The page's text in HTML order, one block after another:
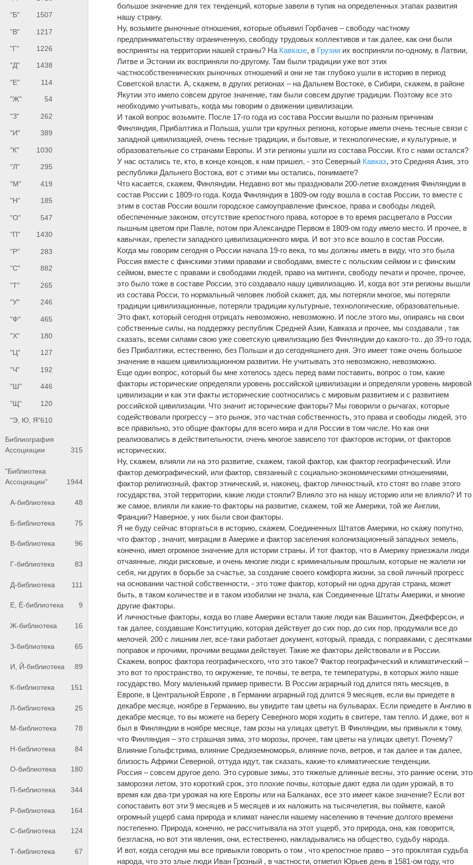
"Б" 1507
"В" 1217
"Г" 1226
"Д" 1438
"Е" 114
"Ж" 54
"З" 262
"И" 389
"К" 1030
"Л" 295
"М" 419
"Н" 185
"О" 547
"П" 1430
"Р" 283
"С" 882
"Т" 265
"У" 246
"Ф" 465
"Х" 180
"Ц" 127
"Ч" 192
"Ш" 446
"Щ" 120
"Э, Ю, Я"610
Библиография
Ассоциации
315
"Библиотека
Ассоциации"
1944
А-библиотека 48
Б-библиотека 75
В-библиотека 96
Г-библиотека 83
Д-библиотека 111
Е, Ё-библиотека 9
Ж-библиотека 16
З-библиотека 65
И, Й-библиотека 89
К-библиотека 151
Л-библиотека 25
М-библиотека 78
Н-библиотека 84
О-библиотека 180
П-библиотека 344
Р-библиотека 164
С-библиотека 124
Т-библиотека 67
большое значение для тех тенденций, которые завели в тупик на определенных этапах развития
нашу страну.
Ну, возьмите рыночные отношения, которые объявил Горбачев – свободу частному
предпринимательству ограниченную, свободу трудовых коллективов и так далее, как они были
восприняты на территории нашей страны? На Кавказе, в Грузии их восприняли по-одному, в Латвии,
Литве и Эстонии их восприняли по-другому. Там были традиции уже вот этих
частнособственнических рыночных отношений и они не так глубоко ушли в историю в период
Советской власти. А, скажем, в других регионах – на Дальнем Востоке, в Сибири, скажем, в районе
Якутии это имело совсем другое значение, там были совсем другие традиции. Поэтому все это
необходимо учитывать, когда мы говорим о движении цивилизации.
И такой вопрос возьмите. После 17-го года из состава России вышли по разным причинам
Финляндия, Прибалтика и Польша, ушли три крупных региона, которые имели очень тесные связи с
западной цивилизацией, очень тесные традиции, и бытовые, и технологические, и культурные, и
образовательные со странами Европы. И эти регионы ушли из состава России. Кто с нами остался?
У нас остались те, кто, в конце концов, к нам пришел, - это Северный Кавказ, это Средняя Азия, это
республики Дальнего Востока, вот с этими мы остались, понимаете?
Что касается, скажем, Финляндии. Недавно вот мы праздновали 200-летие вхождения Финляндии в
состав России с 1809-го года. Когда Финляндия в 1809-ом году вошла в состав России, то вместе с
этим в состав России вошли городское самоуправление финское, права и свободы людей,
обеспеченные законом, отсутствие крепостного права, которое в то время расцветало в России
пышным цветом при Павле, потом при Александре Первом в 1809-ом году имело место. И прочее, в
кавычках, прелести западного цивилизационного мира. И вот это все вошло в состав России.
Когда мы говорим сегодня о России начала 19-го века, то мы должны иметь в виду, что это была
Россия вместе с финскими этими правами и свободами, вместе с польским сеймом и с финским
сеймом, вместе с правами и свободами людей, право на митинги, свободу печати и прочее, прочее,
это было тоже в составе России, это создавало нашу цивилизацию. И, когда вот эти регионы вышли
из состава Росси, то нормальный человек любой скажет, да, мы потеряли многое, мы потеряли
традиции цивилизационные, потеряли традиции культурные, технологические, образовательные.
Это факт, который сегодня отрицать невозможно, невозможно. И после этого мы, опираясь на свои
собственные силы, на поддержку республик Средней Азии, Кавказа и прочее, мы создавали , так
сказать, всеми силами свою уже советскую цивилизацию без Финляндии до какого-то.. до 39-го года,
без Прибалтики, естественно, без Польши и до сегодняшнего дня. Это имеет тоже очень большое
значение в нашем цивилизационном развитии. Не учитывать это невозможно, невозможно.
Еще один вопрос, который бы мне хотелось здесь перед вами поставить, вопрос о том, какие
факторы исторические определяли уровень российской цивилизации и определяли уровень мировой
цивилизации и как эти факты исторические соотносились с мировым развитием и с развитием
российской цивилизации. Что значит исторические факторы? Мы говорили о рычагах, которые
содействовали прогрессу – это рынок, это частная собственность, это права и свободы людей, это
все правильно, это общие факторы для всего мира и для России в том числе. Но как они
реализовались в действительности, очень многое зависело тот факторов истории, от факторов
исторических.
Ну, скажем, влияли ли на это развитие, скажем, такой фактор, как фактор географический. Или
фактор демографический, или фактор, связанный с социально-экономическими отношениями,
фактор религиозный, фактор этнический, и, наконец, фактор личностный, кто стоят во главе этого
государства, этой территории, какие люди стояли? Влияло это на нашу историю или не влияло? И то
же самое, влияли ли какие-то факторы на развитие, скажем, той же Америки, той же Англии,
Франции? Наверное, у них были свои факторы.
Я не буду сейчас вторгаться в историю, скажем, Соединенных Штатов Америки, но скажу попутно,
что фактор , значит, миграции в Америке и фактор заселения колонизационный западных земель,
конечно, имел огромное значение для истории страны. И тот фактор, что в Америку приезжали люди
отчаянные, люди рисковые, и очень многие люди с криминальным прошлым, которые не жалели ни
себя, ни других в борьбе за счастье, за создание своего комфорта жизни, за свой личный прогресс
на основании частной собственности, - это тоже фактор, который ни одна другая страна, может
быть, в таком количестве и в таком изобилии не знала, как Соединенные Штаты Америки, и многие
другие факторы.
И личностные факторы, когда во главе Америки встали такие люди как Вашингтон, Джефферсон, и
так далее, создавшие Конституцию, которая действует до сих пор, до сих пор, продумали все до
мелочей. 200 с лишним лет, все-таки работает документ, который, правда, с поправками, с десятками
поправок и прочими, прочими вещами действует. Такие же факторы действовали и в России.
Скажем, вопрос фактора географического, что это такое? Фактор географический и климатический –
это вот то пространство, то окружение, те почвы, те ветра, те температуры, в которых жило наше
государство. Могу маленький пример привести. В России аграрный год длится пять месяцев, в
Европе, в Центральной Европе , в Германии аграрный год длится 9 месяцев, если вы приедете в
декабре месяце, ноябре в Германию, вы увидите там цветы на бульварах. Если приедете в Англию в
декабре месяце, то вы можете на берегу Северного моря ходить в свитере, там тепло. И даже, вот я
был в Финляндии в ноябре месяце, там розы на улицах цветут. В Финляндии, мы привыкли к тому,
что Финляндия – это страшная зима, это морозы, прочее, там цветы на улицах цветут. Почему?
Влияние Гольфстрима, влияние Средиземноморья, влияние почв, ветров, и так далее и так далее,
близость Африки Северной, оттуда идут, так сказать, какие-то климатические тенденции.
Россия – совсем другое дело. Это суровые зимы, это тяжелые длинные весны, это ранние осени, это
заморозки летом, это короткий срок, это плохие почвы, которые дают едва ли один урожай, в то
время как два-три урожая на юге Европы или на Балканах, все это имеет какое значение? Если вот
сопоставить вот эти 9 месяцев и 5 месяцев и их наложить на тысячелетия, вы поймете, какой
огромный ущерб сама природа и климат нанесли нашему населению в течение долгого времени
постепенно. Природа, конечно, не рассчитывала на этот ущерб, это природа, она, как говорится,
безгласна, но вот эти явления, они, естественно, накладывались на общество, судьбу народа.
И вот, когда сегодня мы все привыкли говорить о том , что крепостное право – это проклятая судьба
народа, что это злые люди Иван Грозный , в частности, отметил Юрьев день в 1581-ом году, что